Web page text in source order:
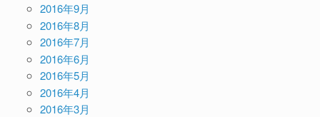
2016年9月
2016年8月
2016年7月
2016年6月
2016年5月
2016年4月
2016年3月